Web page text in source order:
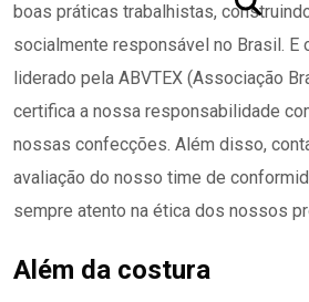
boas práticas trabalhistas,
socialmente responsável no Brasil. E
liderado pela ABVTEX (Associação
certifica a nossa responsabilidade
nossas confecções. Além disso,
avaliação do nosso time de
sempre atento na ética dos nossos
Além da costura